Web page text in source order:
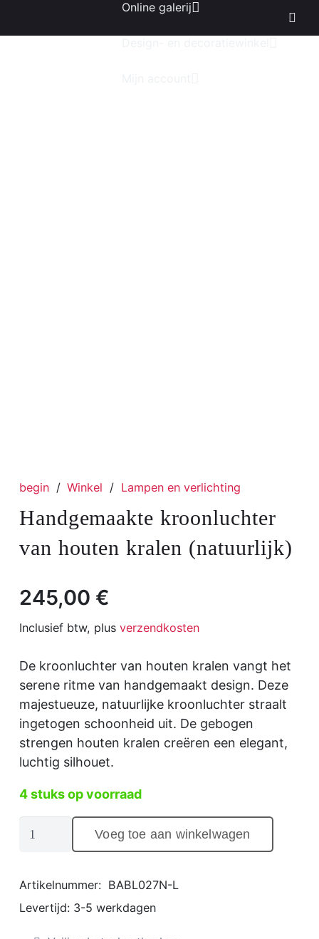
Online galerij
begin / Winkel / Lampen en verlichting
Handgemaakte kroonluchter
van houten kralen (natuurlijk)
245,00 €
Inclusief btw, plus verzendkosten
De kroonluchter van houten kralen vangt het
serene ritme van handgemaakt design. Deze
majestueuze, natuurlijke kroonluchter straalt
ingetogen schoonheid uit. De gebogen
strengen houten kralen creëren een elegant,
luchtig silhouet.
4 stuks op voorraad
houten
kralen
Voeg toe aan winkelwagen
Artikelnummer: BABL027N-L
Levertijd: 3-5 werkdagen